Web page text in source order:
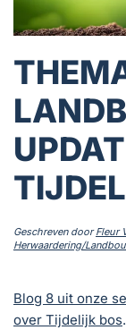
Geschreven doorFleur
Herwaardering/
Blog 8 uit onze
over Tijdelijk bos